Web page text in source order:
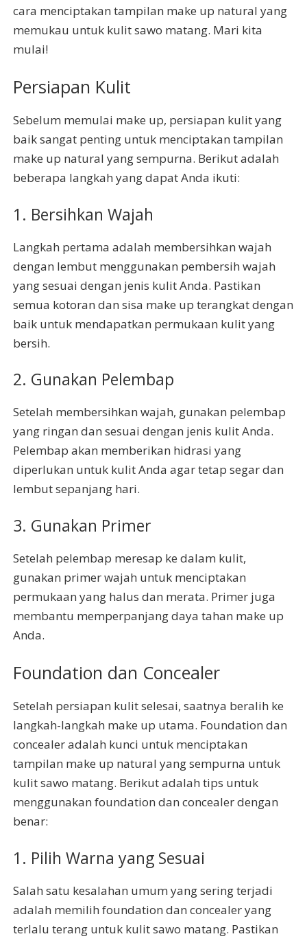
cara menciptakan tampilan make up natural yang
memukau untuk kulit sawo matang. Mari kita
mulai!
Persiapan Kulit
Sebelum memulai make up, persiapan kulit yang
baik sangat penting untuk menciptakan tampilan
make up natural yang sempurna. Berikut adalah
beberapa langkah yang dapat Anda ikuti:
1. Bersihkan Wajah
Langkah pertama adalah membersihkan wajah
dengan lembut menggunakan pembersih wajah
yang sesuai dengan jenis kulit Anda. Pastikan
semua kotoran dan sisa make up terangkat dengan
baik untuk mendapatkan permukaan kulit yang
bersih.
2. Gunakan Pelembap
Setelah membersihkan wajah, gunakan pelembap
yang ringan dan sesuai dengan jenis kulit Anda.
Pelembap akan memberikan hidrasi yang
diperlukan untuk kulit Anda agar tetap segar dan
lembut sepanjang hari.
3. Gunakan Primer
Setelah pelembap meresap ke dalam kulit,
gunakan primer wajah untuk menciptakan
permukaan yang halus dan merata. Primer juga
membantu memperpanjang daya tahan make up
Anda.
Foundation dan Concealer
Setelah persiapan kulit selesai, saatnya beralih ke
langkah-langkah make up utama. Foundation dan
concealer adalah kunci untuk menciptakan
tampilan make up natural yang sempurna untuk
kulit sawo matang. Berikut adalah tips untuk
menggunakan foundation dan concealer dengan
benar:
1. Pilih Warna yang Sesuai
Salah satu kesalahan umum yang sering terjadi
adalah memilih foundation dan concealer yang
terlalu terang untuk kulit sawo matang. Pastikan